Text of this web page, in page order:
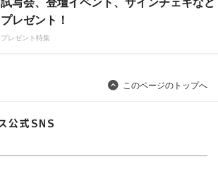
プレゼント！
プレゼント特集
このページのトップへ